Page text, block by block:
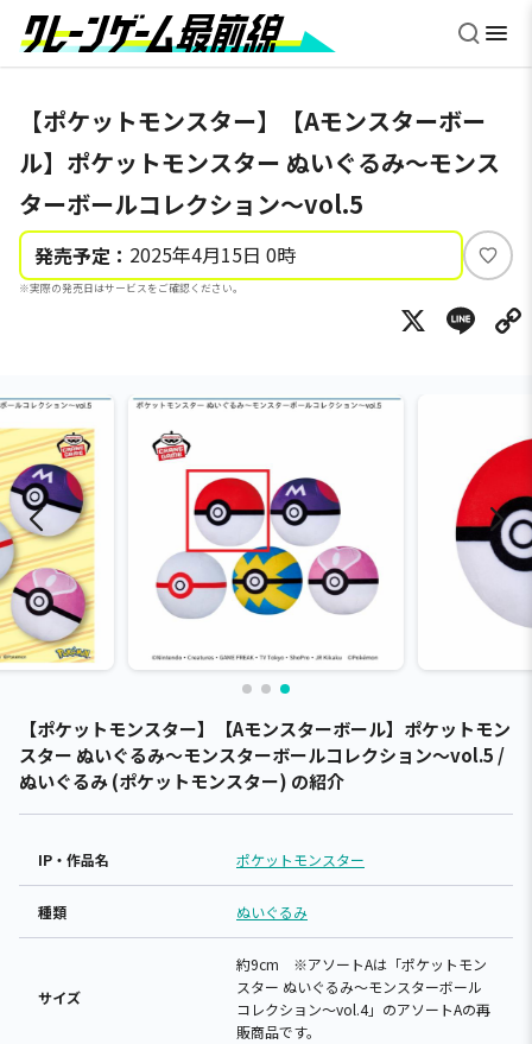
【ポケットモンスター】【Aモンスターボー
ル】ポケットモンスター ぬいぐるみ～モンス
ターボールコレクション～vol.5
発売予定： 2025年4月15日 0時
※実際の発売日はサービスをご確認ください。
い
ね
X
【ポケットモンスター】【Aモンスターボール】ポケットモン
スター ぬいぐるみ～モンスターボールコレクション～vol.5 /
ぬいぐるみ (ポケットモンスター) の紹介
IP・作品名 ポケットモンスター
種類 ぬいぐるみ
サイズ
約9cm ※アソートAは「ポケットモン
スター ぬいぐるみ～モンスターボール
コレクション～vol.4」のアソートAの再
販商品です。